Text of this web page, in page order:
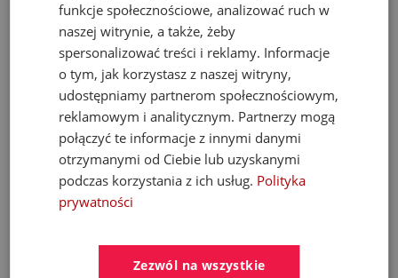
567,40 zł
810,57 zł
funkcje społecznościowe, analizować ruch w
naszej witrynie, a także, żeby
spersonalizować treści i reklamy. Informacje
o tym, jak korzystasz z naszej witryny,
udostępniamy partnerom społecznościowym,
reklamowym i analitycznym. Partnerzy mogą
połączyć te informacje z innymi danymi
otrzymanymi od Ciebie lub uzyskanymi
podczas korzystania z ich usług. Polityka
prywatności
Zezwól na wszystkie